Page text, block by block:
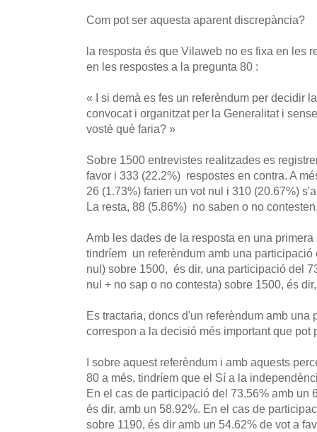
Com pot ser aquesta aparent discrepància?
la resposta és que Vilaweb no es fixa en les
en les respostes a la pregunta 80 :
« I si demà es fes un referèndum per decidir
convocat i organitzat per la Generalitat i
vostè què faria? »
Sobre 1500 entrevistes realitzades es
favor i 333 (22.2%) respostes en contra. A
26 (1.73%) farien un vot nul i 310 (20.67%)
La resta, 88 (5.86%) no saben o no
Amb les dades de la resposta en una
tindríem un referèndum amb una participació
nul) sobre 1500, és dir, una participació del
nul + no sap o no contesta) sobre 1500, és
Es tractaria, doncs d'un referèndum amb una
correspon a la decisió més important que pot
I sobre aquest referèndum i amb aquests
80 a més, tindríem que el Sí a la
En el cas de participació del 73.56% amb un
és dir, amb un 58.92%. En el cas de
sobre 1190, és dir amb un 54.62% de vot a